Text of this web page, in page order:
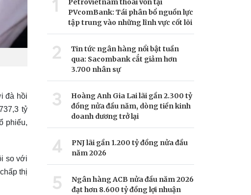
đà hồi
tỷ
phiếu,
so với
thị
1
Petrovietnam thoái vốn tại
PVcomBank: Tái phân bổ nguồn lực
tập trung vào những lĩnh vực cốt lõi
2
Tin tức ngân hàng nổi bật tuần
qua: Sacombank cắt giảm hơn
3.700 nhân sự
3
Hoàng Anh Gia Lai lãi gần 2.300 tỷ
đồng nửa đầu năm, dòng tiền kinh
doanh dương trở lại
4
PNJ lãi gần 1.200 tỷ đồng nửa đầu
năm 2026
5
Ngân hàng ACB nửa đầu năm 2026
đạt hơn 8.600 tỷ đồng lợi nhuận